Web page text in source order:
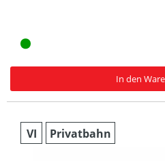
In den
VI Privatbahn